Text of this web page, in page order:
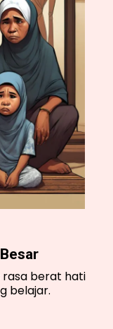
rasa berat hati
belajar.